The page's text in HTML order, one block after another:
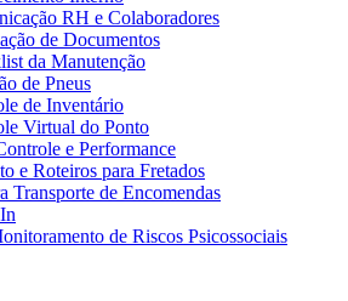
RH e Colaboradores
de Documentos
da Manutenção
de Pneus
de Inventário
Virtual do Ponto
e Performance
e Roteiros para Fretados
Transporte de Encomendas
de Riscos Psicossociais